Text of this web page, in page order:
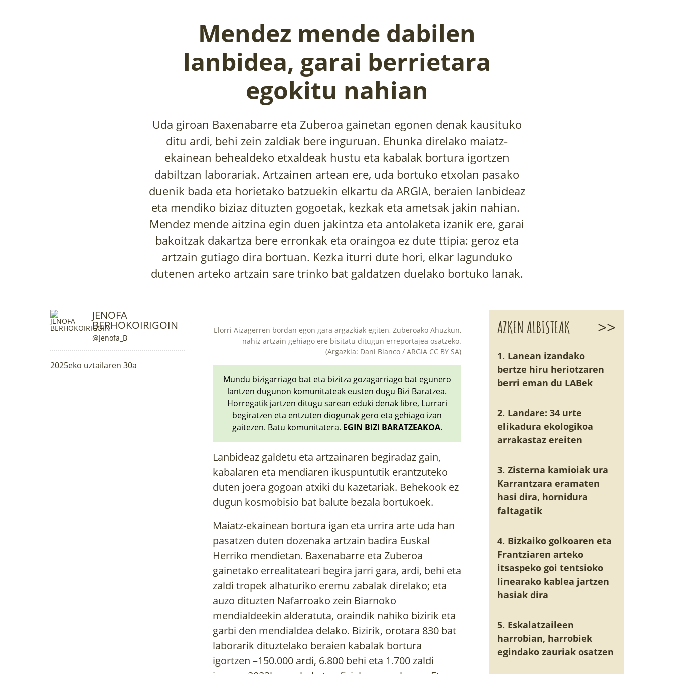
Mendez mende dabilen
lanbidea, garai berrietara
egokitu nahian
Uda giroan Baxenabarre eta Zuberoa gainetan egonen denak kausituko
ditu ardi, behi zein zaldiak bere inguruan. Ehunka direlako maiatz-
ekainean behealdeko etxaldeak hustu eta kabalak bortura igortzen
dabiltzan laborariak. Artzainen artean ere, uda bortuko etxolan pasako
duenik bada eta horietako batzuekin elkartu da ARGIA, beraien lanbideaz
eta mendiko biziaz dituzten gogoetak, kezkak eta ametsak jakin nahian.
Mendez mende aitzina egin duen jakintza eta antolaketa izanik ere, garai
bakoitzak dakartza bere erronkak eta oraingoa ez dute ttipia: geroz eta
artzain gutiago dira bortuan. Kezka iturri dute hori, elkar lagunduko
dutenen arteko artzain sare trinko bat galdatzen duelako bortuko lanak.
JENOFA
BERHOKOIRIGOIN
@Jenofa_B
2025eko uztailaren 30a
Elorri Aizagerren bordan egon gara argazkiak egiten, Zuberoako Ahüzkun,
nahiz artzain gehiago ere bisitatu ditugun erreportajea osatzeko.
(Argazkia: Dani Blanco / ARGIA CC BY SA)
Mundu bizigarriago bat eta bizitza gozagarriago bat egunero
lantzen dugunon komunitateak eusten dugu Bizi Baratzea.
Horregatik jartzen ditugu sarean eduki denak libre, Lurrari
begiratzen eta entzuten diogunak gero eta gehiago izan
gaitezen. Batu komunitatera. EGIN BIZI BARATZEAKOA.
Lanbideaz galdetu eta artzainaren begiradaz gain,
kabalaren eta mendiaren ikuspuntutik erantzuteko
duten joera gogoan atxiki du kazetariak. Behekook ez
dugun kosmobisio bat balute bezala bortukoek.
Maiatz-ekainean bortura igan eta urrira arte uda han
pasatzen duten dozenaka artzain badira Euskal
Herriko mendietan. Baxenabarre eta Zuberoa
gainetako errealitateari begira jarri gara, ardi, behi eta
zaldi tropek alhaturiko eremu zabalak direlako; eta
auzo dituzten Nafarroako zein Biarnoko
mendialdeekin alderatuta, oraindik nahiko bizirik eta
garbi den mendialdea delako. Bizirik, orotara 830 bat
laborarik dituztelako beraien kabalak bortura
igortzen –150.000 ardi, 6.800 behi eta 1.700 zaldi
AZKEN ALBISTEAK >>
1. Lanean izandako
bertze hiru heriotzaren
berri eman du LABek
2. Landare: 34 urte
elikadura ekologikoa
arrakastaz ereiten
3. Zisterna kamioiak ura
Karrantzara eramaten
hasi dira, hornidura
faltagatik
4. Bizkaiko golkoaren eta
Frantziaren arteko
itsaspeko goi tentsioko
linearako kablea jartzen
hasiak dira
5. Eskalatzaileen
harrobian, harrobiek
egindako zauriak osatzen